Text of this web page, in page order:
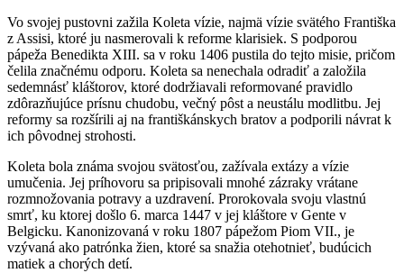
Vo svojej pustovni zažila Koleta vízie, najmä vízie svätého Františka
z Assisi, ktoré ju nasmerovali k reforme klarisiek. S podporou
pápeža Benedikta XIII. sa v roku 1406 pustila do tejto misie, pričom
čelila značnému odporu. Koleta sa nenechala odradiť a založila
sedemnásť kláštorov, ktoré dodržiavali reformované pravidlo
zdôrazňujúce prísnu chudobu, večný pôst a neustálu modlitbu. Jej
reformy sa rozšírili aj na františkánskych bratov a podporili návrat k
ich pôvodnej strohosti.
Koleta bola známa svojou svätosťou, zažívala extázy a vízie
umučenia. Jej príhovoru sa pripisovali mnohé zázraky vrátane
rozmnožovania potravy a uzdravení. Prorokovala svoju vlastnú
smrť, ku ktorej došlo 6. marca 1447 v jej kláštore v Gente v
Belgicku. Kanonizovaná v roku 1807 pápežom Piom VII., je
vzývaná ako patrónka žien, ktoré sa snažia otehotnieť, budúcich
matiek a chorých detí.